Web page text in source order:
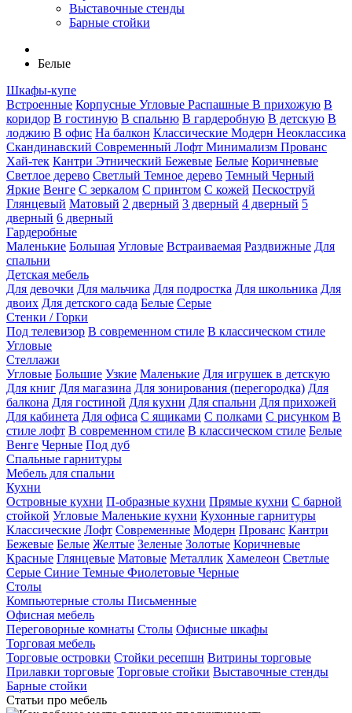
Выставочные стенды
Барные стойки
Белые
Шкафы-купе
Встроенные Корпусные Угловые Распашные В прихожую В
коридор В гостиную В спальню В гардеробную В детскую В
лоджию В офис На балкон Классические Модерн Неоклассика
Скандинавский Современный Лофт Минимализм Прованс
Хай-тек Кантри Этнический Бежевые Белые Коричневые
Светлое дерево Светлый Темное дерево Темный Черный
Яркие Венге С зеркалом С принтом С кожей Пескоструй
Глянцевый Матовый 2 дверный 3 дверный 4 дверный 5
дверный 6 дверный
Гардеробные
Маленькие Большая Угловые Встраиваемая Раздвижные Для
спальни
Детская мебель
Для девочки Для мальчика Для подростка Для школьника Для
двоих Для детского сада Белые Серые
Стенки / Горки
Под телевизор В современном стиле В классическом стиле
Угловые
Стеллажи
Угловые Большие Узкие Маленькие Для игрушек в детскую
Для книг Для магазина Для зонирования (перегородка) Для
балкона Для гостиной Для кухни Для спальни Для прихожей
Для кабинета Для офиса С ящиками С полками С рисунком В
стиле лофт В современном стиле В классическом стиле Белые
Венге Черные Под дуб
Спальные гарнитуры
Мебель для спальни
Кухни
Островные кухни П-образные кухни Прямые кухни С барной
стойкой Угловые Маленькие кухни Кухонные гарнитуры
Классические Лофт Современные Модерн Прованс Кантри
Бежевые Белые Желтые Зеленые Золотые Коричневые
Красные Глянцевые Матовые Металлик Хамелеон Светлые
Серые Синие Темные Фиолетовые Черные
Столы
Компьютерные столы Письменные
Офисная мебель
Переговорные комнаты Столы Офисные шкафы
Торговая мебель
Торговые островки Стойки ресепшн Витрины торговые
Прилавки торговые Торговые стойки Выставочные стенды
Барные стойки
Статьи про мебель